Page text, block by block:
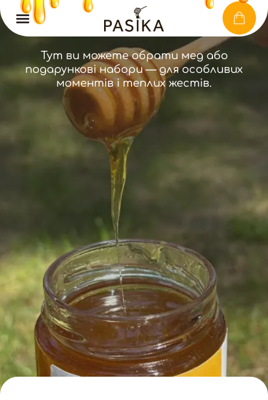
КАТАЛОГ
Тут ви можете обрати мед або
подарункові набори — для особливих
моментів і теплих жестів.